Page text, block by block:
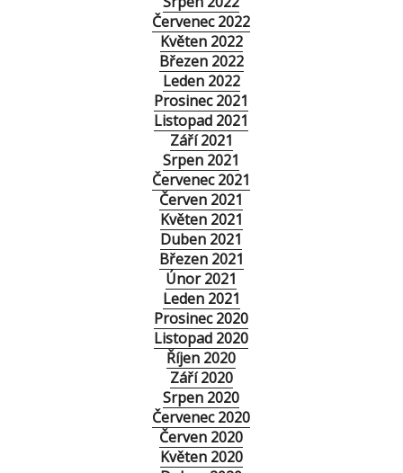
Červenec 2022
Květen 2022
Březen 2022
Leden 2022
Prosinec 2021
Listopad 2021
Září 2021
Srpen 2021
Červenec 2021
Červen 2021
Květen 2021
Duben 2021
Březen 2021
Únor 2021
Leden 2021
Prosinec 2020
Listopad 2020
Říjen 2020
Září 2020
Srpen 2020
Červenec 2020
Červen 2020
Květen 2020